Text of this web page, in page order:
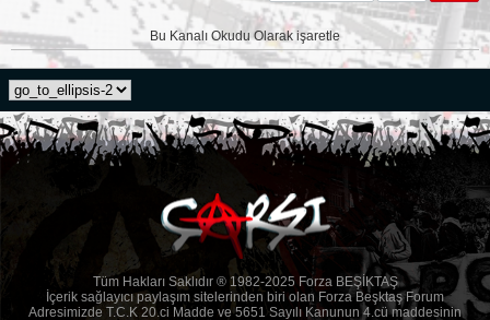
Bu Kanalı Okudu Olarak işaretle
Tüm Hakları Saklıdır ® 1982-2025 Forza BEŞİKTAŞ
İçerik sağlayıcı paylaşım sitelerinden biri olan Forza Beşktaş Forum
Adresimizde T.C.K 20.ci Madde ve 5651 Sayılı Kanunun 4.cü maddesinin